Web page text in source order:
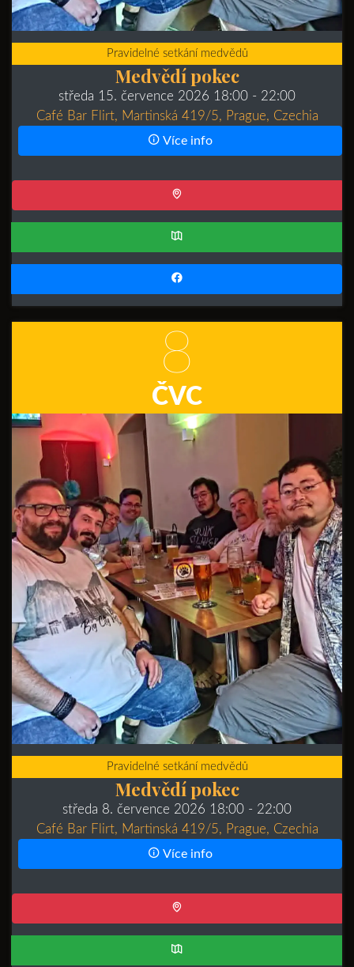
Pravidelné setkání medvědů
Medvědí pokec
středa 15. července 2026 18:00 - 22:00
Café Bar Flirt, Martinská 419/5, Prague, Czechia
Více info
8
ČVC
Pravidelné setkání medvědů
Medvědí pokec
středa 8. července 2026 18:00 - 22:00
Café Bar Flirt, Martinská 419/5, Prague, Czechia
Více info